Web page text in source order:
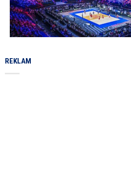
REKLAM